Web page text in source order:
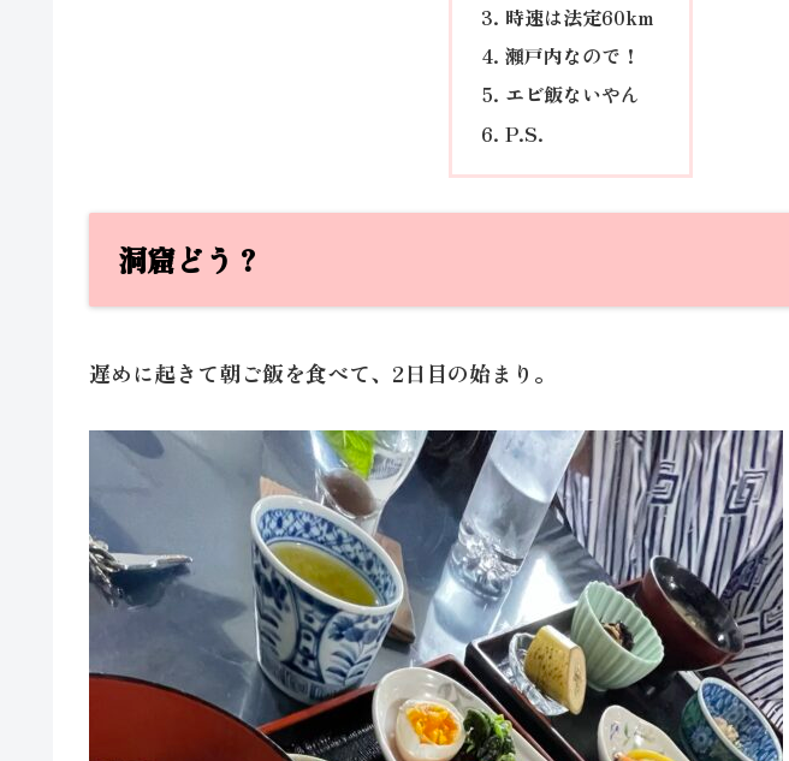
時速は法定60km
瀬戸内なので！
エビ飯ないやん
P.S.
洞窟どう？
遅めに起きて朝ご飯を食べて、2日目の始まり。